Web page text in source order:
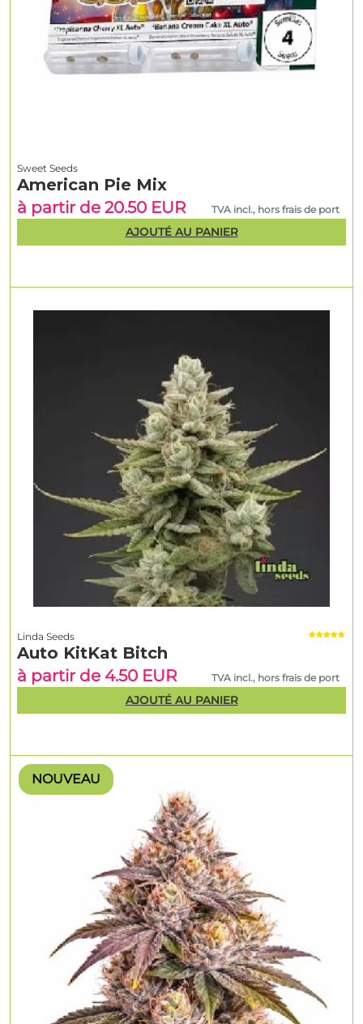
NOUVEAU
Linda Seeds
Auto KitKat Bitch
à partir de 4.50 EUR
TVA incl., hors frais de port
AJOUTÉ AU PANIER
Sweet Seeds
American Pie Mix
à partir de 20.50 EUR
TVA incl., hors frais de port
AJOUTÉ AU PANIER